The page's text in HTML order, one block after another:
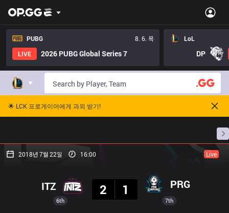
PUBG
8. 6. 목
LIVE
2026 PUBG Global Series 7
LoL
DP
🌟 LCK 프로게이머에게 과외 받기!
프로빌
2018년 7월 22일 16:00 Live
6th
ITZ
2
1 PRG
7th